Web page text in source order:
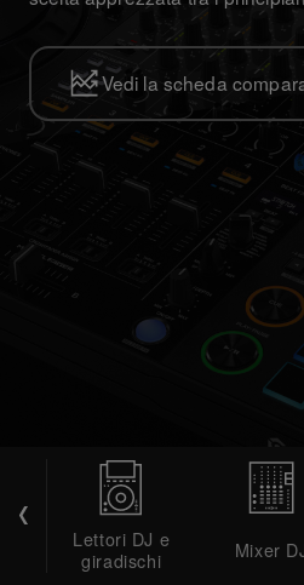
Vedi la scheda
Lettori DJ e
giradischi
Mixer